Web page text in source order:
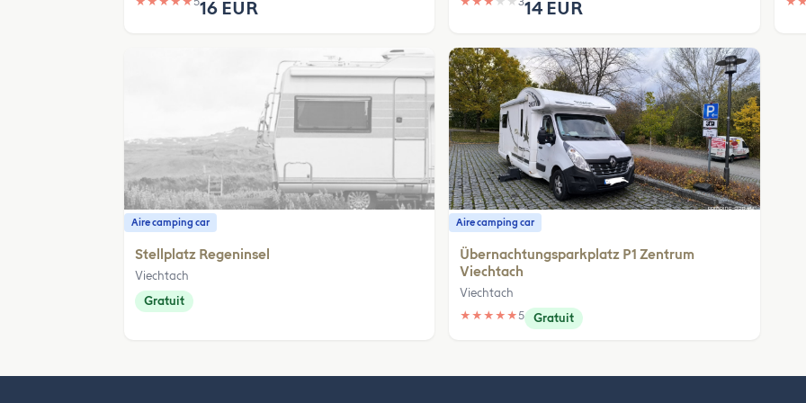
16 EUR 14 EUR
Aire camping car
Stellplatz Regeninsel
Viechtach
Gratuit
Aire camping car
Übernachtungsparkplatz P1 Zentrum
Viechtach
Viechtach
★ ★ ★ ★ ★5 Gratuit